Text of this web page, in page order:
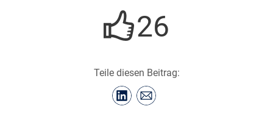
26
Teile diesen Beitrag: